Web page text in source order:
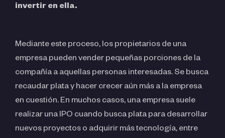
invertir en ella.
Mediante este proceso, los propietarios de una
empresa pueden vender pequeñas porciones de la
compañía a aquellas personas interesadas. Se busca
recaudar plata y hacer crecer aún más a la empresa
en cuestión. En muchos casos, una empresa suele
realizar una IPO cuando busca plata para desarrollar
nuevos proyectos o adquirir más tecnología, entre